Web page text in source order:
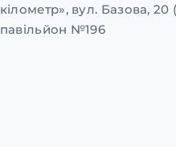
кілометр», вул. Базова, 20
павільйон №196